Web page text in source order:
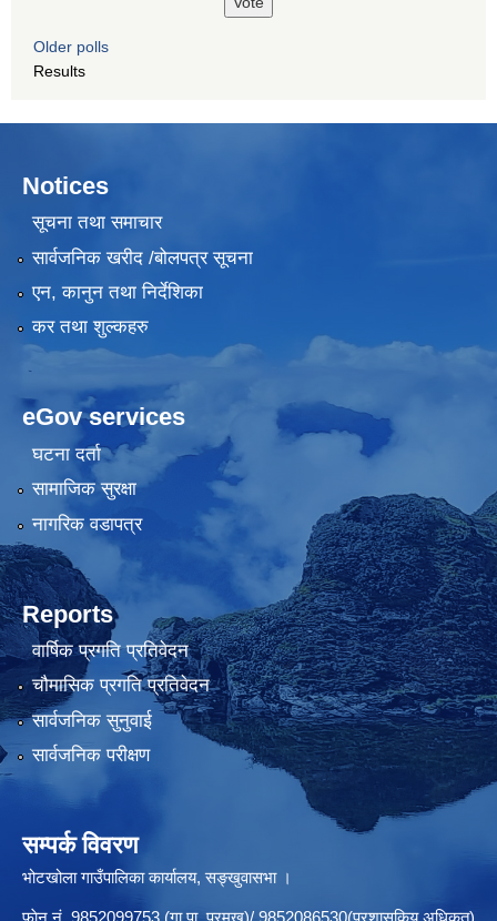
Older polls
Results
Notices
सूचना तथा समाचार
सार्वजनिक खरीद /बोलपत्र सूचना
एन, कानुन तथा निर्देशिका
कर तथा शुल्कहरु
eGov services
घटना दर्ता
सामाजिक सुरक्षा
नागरिक वडापत्र
Reports
वार्षिक प्रगति प्रतिवेदन
चौमासिक प्रगति प्रतिवेदन
सार्वजनिक सुनुवाई
सार्वजनिक परीक्षण
सम्पर्क विवरण
भोटखोला गाउँपालिका कार्यालय, सङ्खुवासभा ।